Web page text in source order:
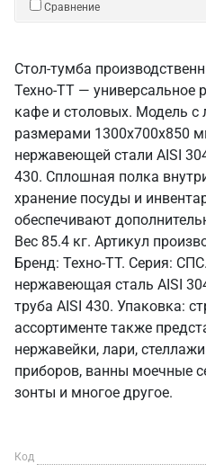
Сравнение
Стол-тумба
Техно-ТТ — универсальное
кафе и столовых. Модель
размерами 1300x700x850
нержавеющей стали AISI
430. Сплошная полка
хранение посуды и
обеспечивают
Вес 85.4 кг. Артикул
Бренд: Техно-ТТ. Серия:
нержавеющая сталь AISI
труба AISI 430. Упаковка:
ассортименте также
нержавейки, лари,
приборов, ванны моечные
зонты и многое другое.
Код